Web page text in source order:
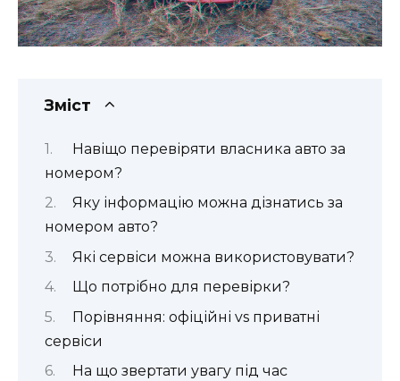
Зміст
Навіщо перевіряти власника авто за
номером?
Яку інформацію можна дізнатись за
номером авто?
Які сервіси можна використовувати?
Що потрібно для перевірки?
Порівняння: офіційні vs приватні
сервіси
На що звертати увагу під час